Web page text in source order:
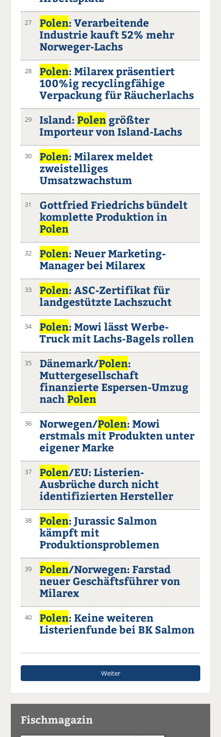
27 Polen: Verarbeitende
Industrie kauft 52% mehr
Norweger-Lachs
28 Polen: Milarex präsentiert
100%ig recyclingfähige
Verpackung für Räucherlachs
29 Island:Polen größter
Importeur von Island-Lachs
30 Polen: Milarex meldet
zweistelliges
Umsatzwachstum
31
Gottfried Friedrichs bündelt
komplette Produktion in
Polen
32 Polen: Neuer Marketing-
Manager bei Milarex
33 Polen: ASC-Zertifikat für
landgestützte Lachszucht
34 Polen: Mowi lässt Werbe-
Truck mit Lachs-Bagels rollen
35 Dänemark/Polen:
Muttergesellschaft
finanzierte Espersen-Umzug
nachPolen
36 Norwegen/Polen: Mowi
erstmals mit Produkten unter
eigener Marke
37 Polen/EU: Listerien-
Ausbrüche durch nicht
identifizierten Hersteller
38 Polen: Jurassic Salmon
kämpft mit
Produktionsproblemen
39 Polen/Norwegen: Farstad
neuer Geschäftsführer von
Milarex
40 Polen: Keine weiteren
Listerienfunde bei BK Salmon
Weiter
Fischmagazin